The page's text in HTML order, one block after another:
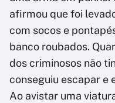
afirmou que foi
com socos e
banco roubados.
dos criminosos não
conseguiu escapar e
Ao avistar uma